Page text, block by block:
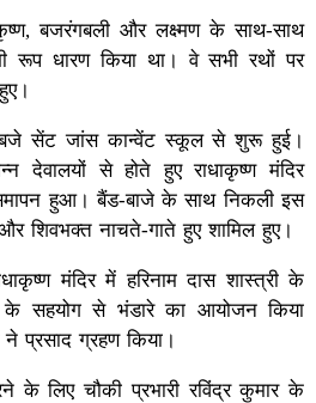
बजरंगबली और लक्ष्मण के साथ-साथ
रूप धारण किया था। वे सभी रथों पर
बजे सेंट जांस कान्वेंट स्कूल से शुरू हुई।
देवालयों से होते हुए राधाकृष्ण मंदिर
समापन हुआ। बैंड-बाजे के साथ निकली इस
शिवभक्त नाचते-गाते हुए शामिल हुए।
मंदिर में हरिनाम दास शास्त्री के
के सहयोग से भंडारे का आयोजन किया
प्रसाद ग्रहण किया।
के लिए चौकी प्रभारी रविंद्र कुमार के